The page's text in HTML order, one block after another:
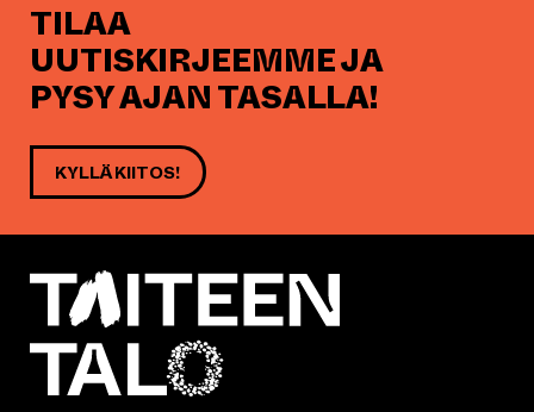
TILAA
UUTISKIRJEEMME JA
PYSY AJAN TASALLA!
KYLLÄ KIITOS!